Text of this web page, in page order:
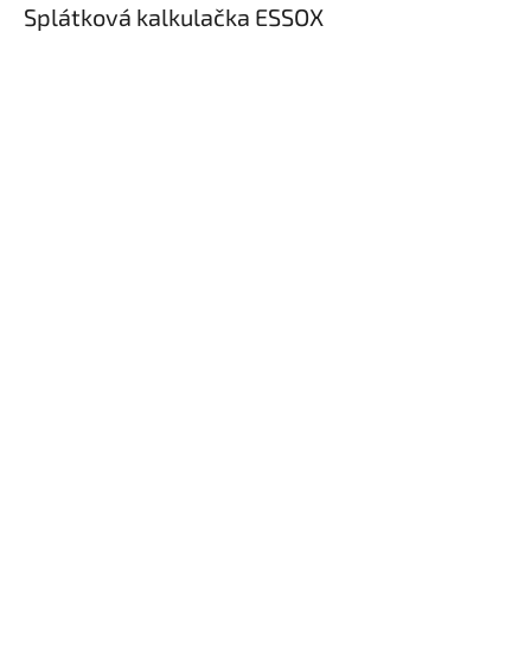
Splátková kalkulačka ESSOX